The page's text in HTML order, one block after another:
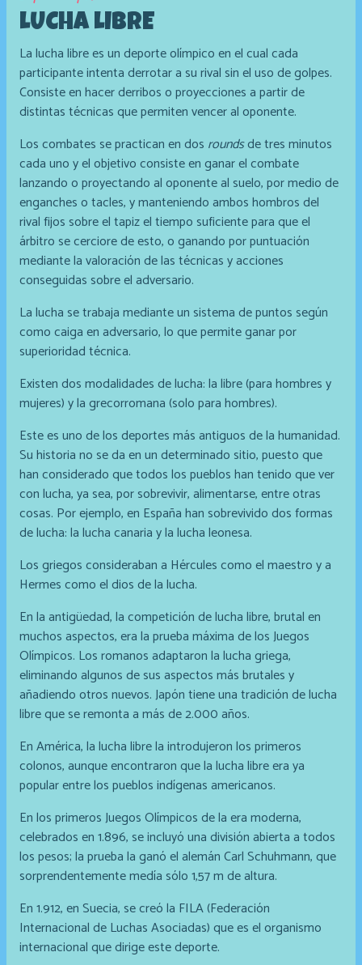
LUCHA LIBRE
La lucha libre es un deporte olímpico en el cual cada
participante intenta derrotar a su rival sin el uso de golpes.
Consiste en hacer derribos o proyecciones a partir de
distintas técnicas que permiten vencer al oponente.
Los combates se practican en dos roundsde tres minutos
cada uno y el objetivo consiste en ganar el combate
lanzando o proyectando al oponente al suelo, por medio de
enganches o tacles, y manteniendo ambos hombros del
rival fijos sobre el tapiz el tiempo suficiente para que el
árbitro se cerciore de esto, o ganando por puntuación
mediante la valoración de las técnicas y acciones
conseguidas sobre el adversario.
La lucha se trabaja mediante un sistema de puntos según
como caiga en adversario, lo que permite ganar por
superioridad técnica.
Existen dos modalidades de lucha: la libre (para hombres y
mujeres) y la grecorromana (solo para hombres).
Este es uno de los deportes más antiguos de la humanidad.
Su historia no se da en un determinado sitio, puesto que
han considerado que todos los pueblos han tenido que ver
con lucha, ya sea, por sobrevivir, alimentarse, entre otras
cosas. Por ejemplo, en España han sobrevivido dos formas
de lucha: la lucha canaria y la lucha leonesa.
Los griegos consideraban a Hércules como el maestro y a
Hermes como el dios de la lucha.
En la antigüedad, la competición de lucha libre, brutal en
muchos aspectos, era la prueba máxima de los Juegos
Olímpicos. Los romanos adaptaron la lucha griega,
eliminando algunos de sus aspectos más brutales y
añadiendo otros nuevos. Japón tiene una tradición de lucha
libre que se remonta a más de 2.000 años.
En América, la lucha libre la introdujeron los primeros
colonos, aunque encontraron que la lucha libre era ya
popular entre los pueblos indígenas americanos.
En los primeros Juegos Olímpicos de la era moderna,
celebrados en 1.896, se incluyó una división abierta a todos
los pesos; la prueba la ganó el alemán Carl Schuhmann, que
sorprendentemente medía sólo 1,57 m de altura.
En 1.912, en Suecia, se creó la FILA (Federación
Internacional de Luchas Asociadas) que es el organismo
internacional que dirige este deporte.